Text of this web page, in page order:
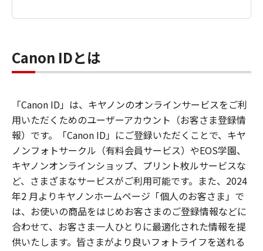
Canon IDとは
「Canon ID」は、キヤノンのオンラインサービスをご利
用いただくためのユーザーアカウント（お客さま登録情
報）です。「Canon ID」にご登録いただくことで、キヤ
ノンフォトサークル（有料会員サービス）やEOS学園、
キヤノンオンラインショップ、プリント枚ルサービスな
ど、さまざまなサービスがご利用可能です。また、2024
年2 月よりキヤノンホームページ「個人のお客さま」で
は、お使いの商品をはじめお客さまのご登録情報などに
合わせて、お客さま一人ひとりに最適化された情報を提
供いたします。皆さまがより良いフォトライフを送れる